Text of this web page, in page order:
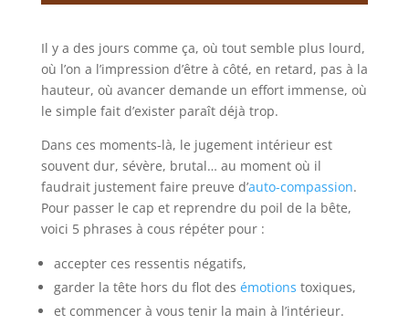
Il y a des jours comme ça, où tout semble plus lourd,
où l’on a l’impression d’être à côté, en retard, pas à la
hauteur, où avancer demande un effort immense, où
le simple fait d’exister paraît déjà trop.
Dans ces moments-là, le jugement intérieur est
souvent dur, sévère, brutal… au moment où il
faudrait justement faire preuve d’auto-compassion.
Pour passer le cap et reprendre du poil de la bête,
voici 5 phrases à cous répéter pour :
accepter ces ressentis négatifs,
garder la tête hors du flot des émotions toxiques,
et commencer à vous tenir la main à l’intérieur.